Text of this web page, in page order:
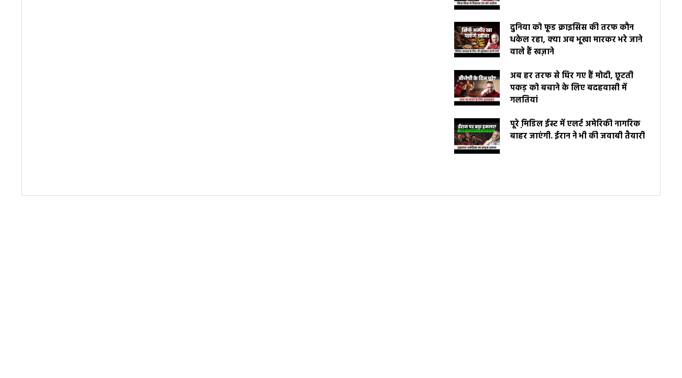
दुनिया को फूड क्राइसिस की तरफ कौन
धकेल रहा, क्या अब भूखा मारकर भरे जाने
वाले हैं खज़ाने
अब हर तरफ से घिर गए हैं मोदी, छूटती
पकड़ को बचाने के लिए बदहवासी में
गलतियां
पूरे मि़डिल ईस्ट में एलर्ट अमेरिकी नागरिक
बाहर जाएंगी. ईरान ने भी की जवाबी तैयारी